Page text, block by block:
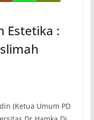
Estetika :
(Ketua Umum PD